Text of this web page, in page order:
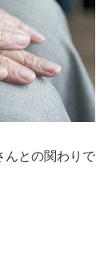
んとの関わりで